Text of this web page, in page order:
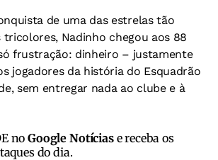
de uma das estrelas tão
tricolores, Nadinho chegou aos 88
frustração: dinheiro – justamente
jogadores da história do Esquadrão
sem entregar nada ao clube e à
noGoogle Notíciase receba os
do dia.